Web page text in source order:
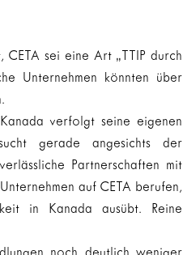
sei eine Art „TTIP durch
Unternehmen könnten über
verfolgt seine eigenen
gerade angesichts der
Partnerschaften mit
auf CETA berufen,
in Kanada ausübt. Reine